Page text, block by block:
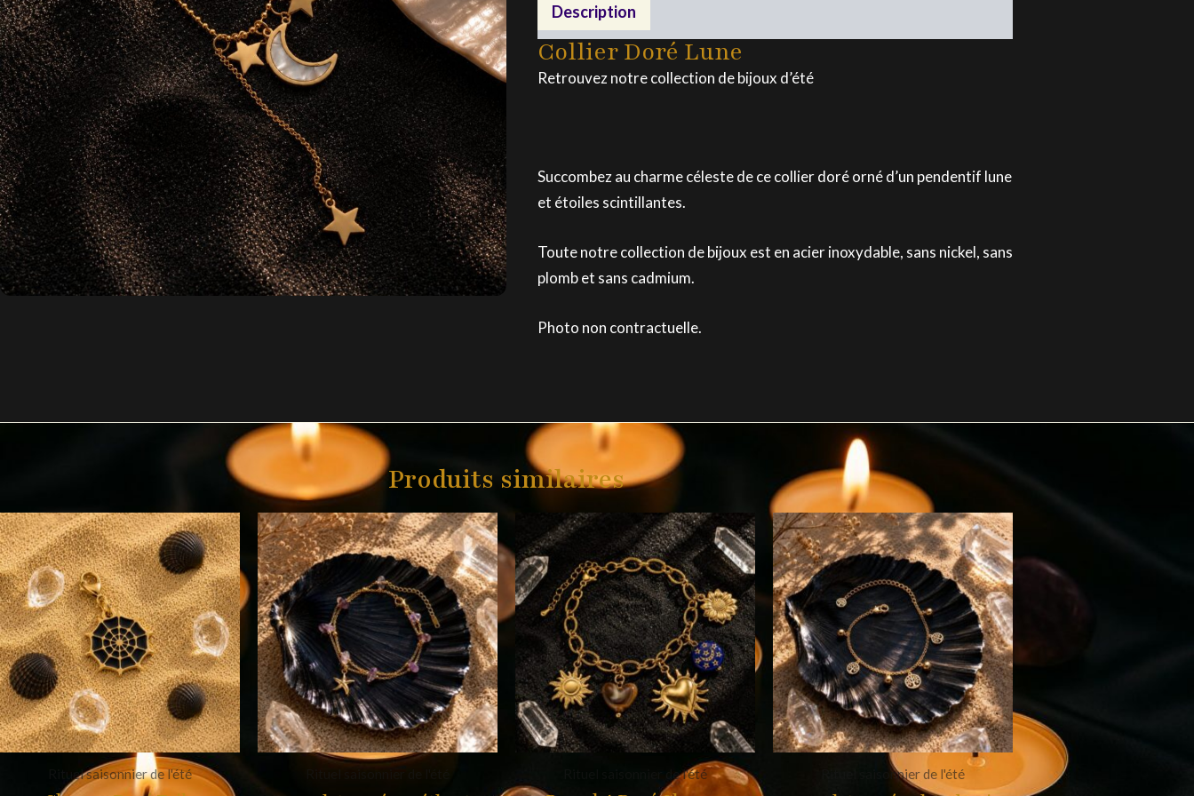
LuneDescription
Collier Doré Lune
Retrouvez notre collection de bijoux d’été
Succombez au charme céleste de ce collier doré orné d’un pendentif lune
et étoiles scintillantes.
Toute notre collection de bijoux est en acier inoxydable, sans nickel, sans
plomb et sans cadmium.
Photo non contractuelle.
Produits similaires
Rituel saisonnier de l'été Rituel saisonnier de l'été Rituel saisonnier de l'été